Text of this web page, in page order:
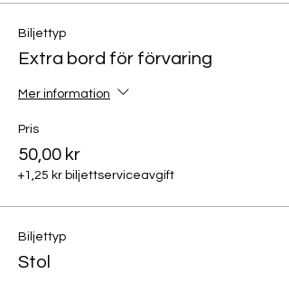
Biljettyp
Extra bord för förvaring
Mer information
Pris
50,00 kr
+1,25 kr biljettserviceavgift
Biljettyp
Stol